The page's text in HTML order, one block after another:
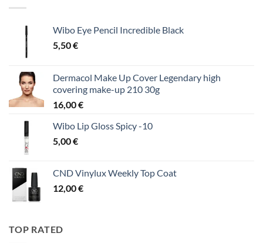
Wibo Eye Pencil Incredible Black
5,50€
Dermacol Make Up Cover Legendary high
covering make-up 210 30g
16,00€
Wibo Lip Gloss Spicy -10
5,00€
CND Vinylux Weekly Top Coat
12,00€
TOP RATED